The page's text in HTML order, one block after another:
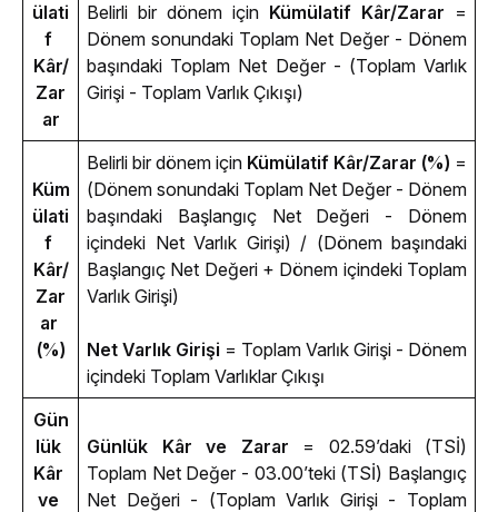
ülati
f
Kâr/
Zar
ar
Belirli bir dönem için Kümülatif Kâr/Zarar
Dönem sonundaki Toplam Net Değer - Dönem
başındaki Toplam Net Değer - (Toplam Varlık
Girişi - Toplam Varlık Çıkışı)
Küm
ülati
f
Kâr/
Zar
ar
(%)
Belirli bir dönem için Kümülatif Kâr/Zarar (%) =
(Dönem sonundaki Toplam Net Değer - Dönem
başındaki Başlangıç Net Değeri - Dönem
içindeki Net Varlık Girişi) / (Dönem başındaki
Başlangıç Net Değeri + Dönem içindeki Toplam
Varlık Girişi)
Net Varlık Girişi = Toplam Varlık Girişi - Dönem
içindeki Toplam Varlıklar Çıkışı
Gün
lük
Kâr
ve
Günlük Kâr ve Zarar = 02.59’daki (TSİ)
Toplam Net Değer - 03.00’teki (TSİ) Başlangıç
Net Değeri - (Toplam Varlık Girişi - Toplam